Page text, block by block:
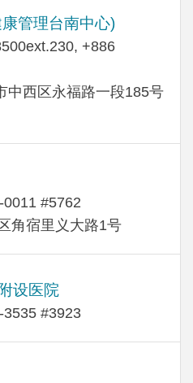
管理台南中心)
+886
中西区永福路一段185号
#5762
角宿里义大路1号
设医院
#3923